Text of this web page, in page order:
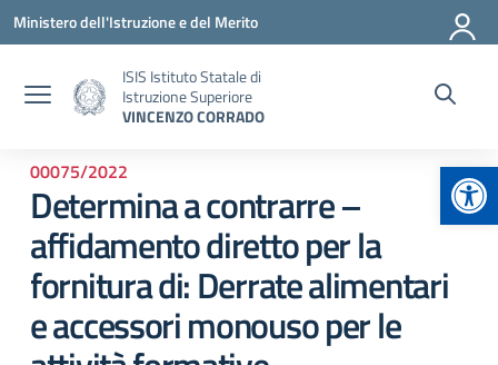
Vai ai contenuti
Vai al menu di navigazione
Vai al footer
Ministero dell'Istruzione e del Merito
ISIS Istituto Statale di
Istruzione Superiore
VINCENZO CORRADO
00075/2022
Determina a contrarre –
affidamento diretto per la
fornitura di: Derrate alimentari
e accessori monouso per le